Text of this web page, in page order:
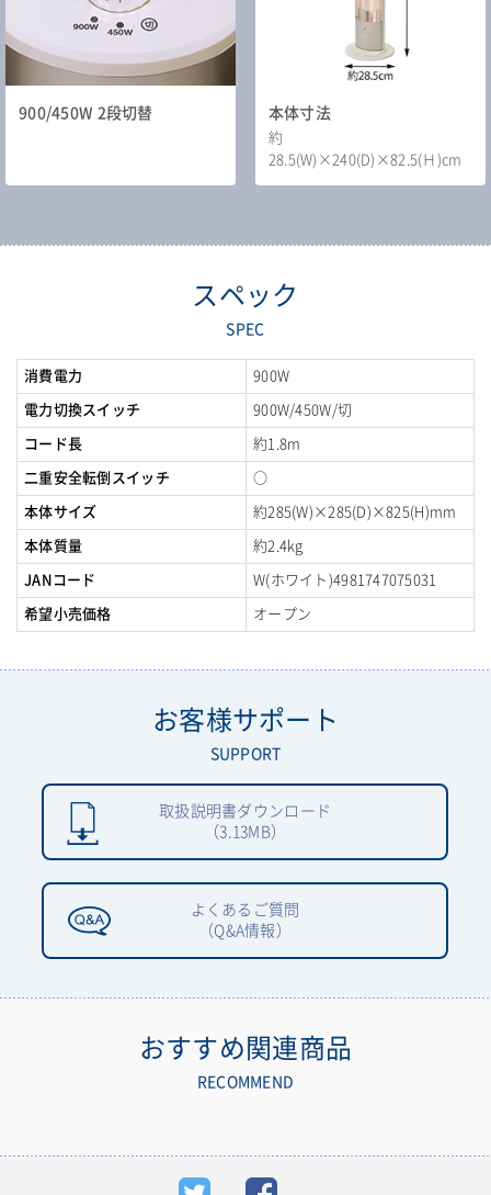
900/450W 2段切替 本体寸法
約
28.5(W)×240(D)×82.5(Ｈ)cm
スペック
SPEC
消費電力 900W
電力切換スイッチ 900W/450W/切
コード長 約1.8m
二重安全転倒スイッチ ○
本体サイズ 約285(W)×285(D)×825(H)mm
本体質量 約2.4kg
JANコード W(ホワイト)4981747075031
希望小売価格 オープン
お客様サポート
SUPPORT
取扱説明書ダウンロード
（3.13MB）
よくあるご質問
（Q&A情報）
おすすめ関連商品
RECOMMEND